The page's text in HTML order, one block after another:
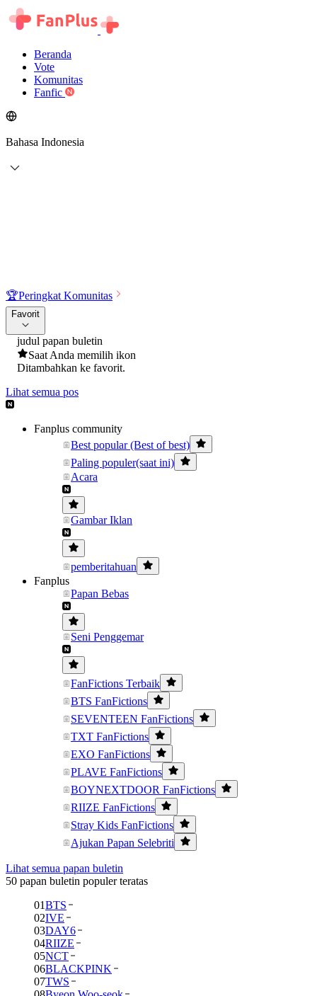
Beranda
Vote
Komunitas
Fanfic
Bahasa Indonesia
🏆Peringkat Komunitas
Favorit
judul papan buletin
Saat Anda memilih ikon
Ditambahkan ke favorit.
Lihat semua pos
Fanplus community
Best popular (Best of best)
Paling populer(saat ini)
Acara
Gambar Iklan
pemberitahuan
Fanplus
Papan Bebas
Seni Penggemar
FanFictions Terbaik
BTS FanFictions
SEVENTEEN FanFictions
TXT FanFictions
EXO FanFictions
PLAVE FanFictions
BOYNEXTDOOR FanFictions
RIIZE FanFictions
Stray Kids FanFictions
Ajukan Papan Selebriti
Lihat semua papan buletin
50 papan buletin populer teratas
01BTS
02IVE
03DAY6
04RIIZE
05NCT
06BLACKPINK
07TWS